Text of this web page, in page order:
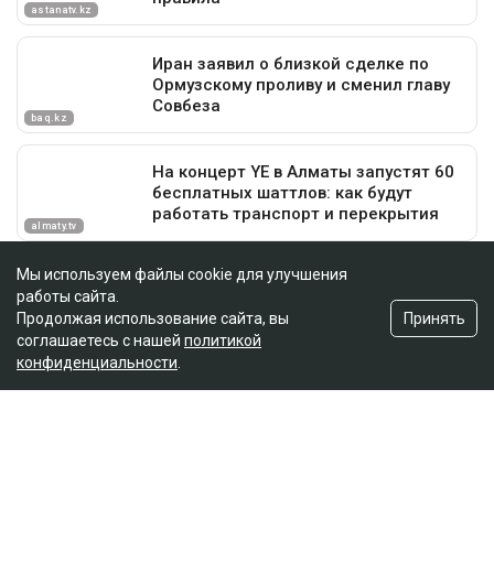
Мы используем файлы cookie для улучшения
работы сайта.
Продолжая использование сайта, вы
соглашаетесь с нашей политикой
конфиденциальности
Принять